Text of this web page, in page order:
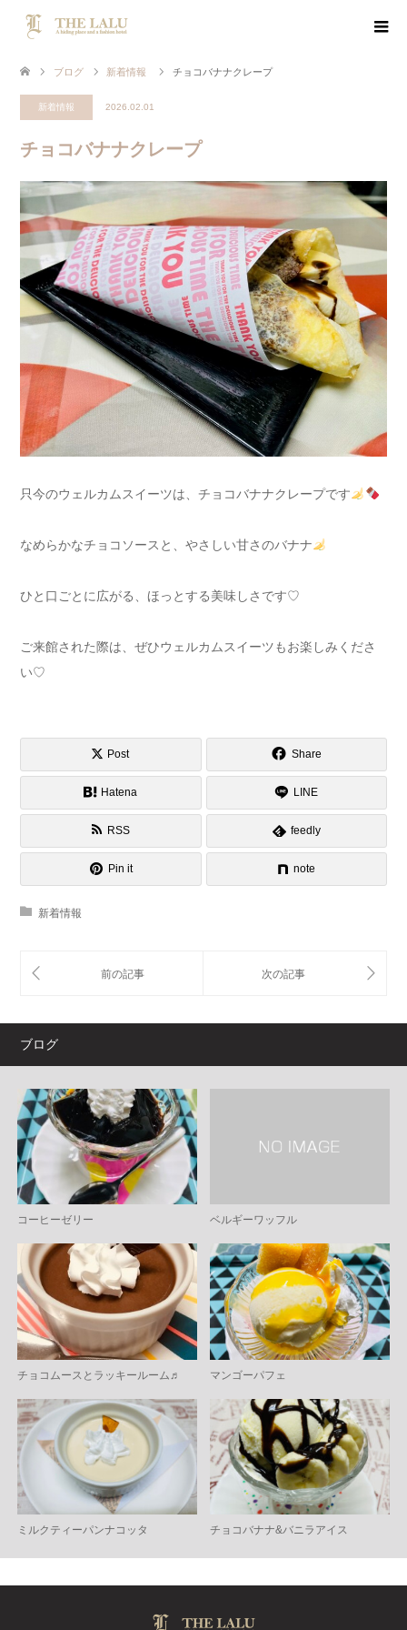
ブログ 新着情報 チョコバナナクレープ
新着情報 2026.02.01
チョコバナナクレープ
只今のウェルカムスイーツは、チョコバナナクレープです
なめらかなチョコソースと、やさしい甘さのバナナ
ひと口ごとに広がる、ほっとする美味しさです♡
ご来館された際は、ぜひウェルカムスイーツもお楽しみくださ
い♡
Post Share
Hatena LINE
RSS feedly
Pin it note
新着情報
ブログ
コーヒーゼリー ベルギーワッフル
チョコムースとラッキールーム♬ マンゴーパフェ
ミルクティーパンナコッタ チョコバナナ&バニラアイス